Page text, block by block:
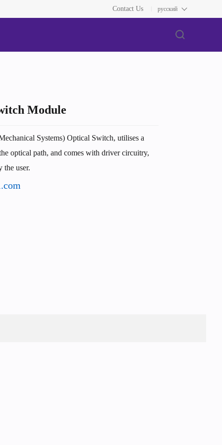
Contact Us русский
Module
Systems) Optical Switch, utilises a
optical path, and comes with driver circuitry,
the user.